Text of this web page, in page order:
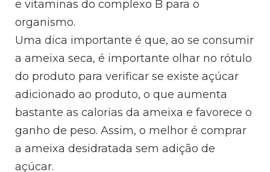
e vitaminas do complexo B para o
organismo.
Uma dica importante é que, ao se consumir
a ameixa seca, é importante olhar no rótulo
do produto para verificar se existe açúcar
adicionado ao produto, o que aumenta
bastante as calorias da ameixa e favorece o
ganho de peso. Assim, o melhor é comprar
a ameixa desidratada sem adição de
açúcar.